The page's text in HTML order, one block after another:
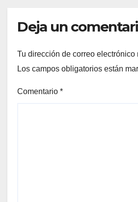
Deja un
Tu dirección de correo electrónico
Los campos obligatorios están
Comentario *